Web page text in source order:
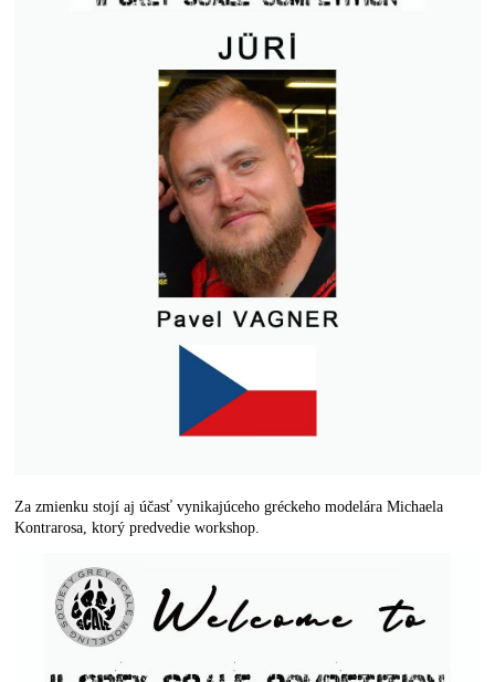
Za zmienku stojí aj účasť vynikajúceho gréckeho modelára Michaela
Kontrarosa, ktorý predvedie workshop.